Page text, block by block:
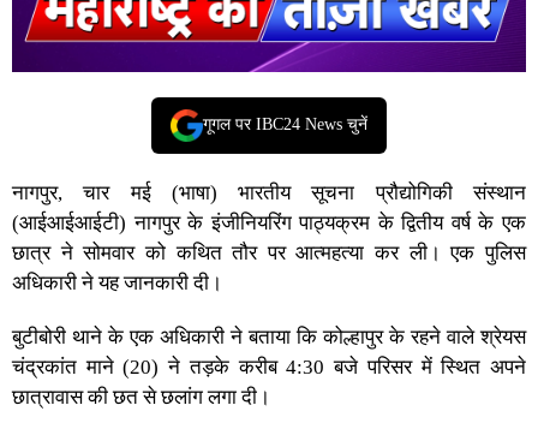
गूगल पर IBC24 News चुनें
नागपुर, चार मई (भाषा) भारतीय सूचना प्रौद्योगिकी संस्थान
(आईआईआईटी) नागपुर के इंजीनियरिंग पाठ्यक्रम के द्वितीय वर्ष के एक
छात्र ने सोमवार को कथित तौर पर आत्महत्या कर ली। एक पुलिस
अधिकारी ने यह जानकारी दी।
बुटीबोरी थाने के एक अधिकारी ने बताया कि कोल्हापुर के रहने वाले श्रेयस
चंद्रकांत माने (20) ने तड़के करीब 4:30 बजे परिसर में स्थित अपने
छात्रावास की छत से छलांग लगा दी।